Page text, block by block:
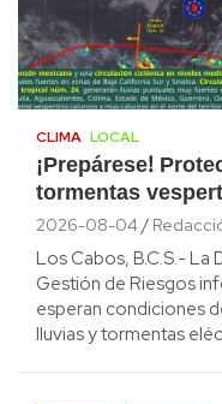
CLIMA LOCAL
¡Prepárese!
tormentas
2026-08-04
Los Cabos, B.C.S.- La
Gestión de Riesgos
esperan condiciones
lluvias y tormentas